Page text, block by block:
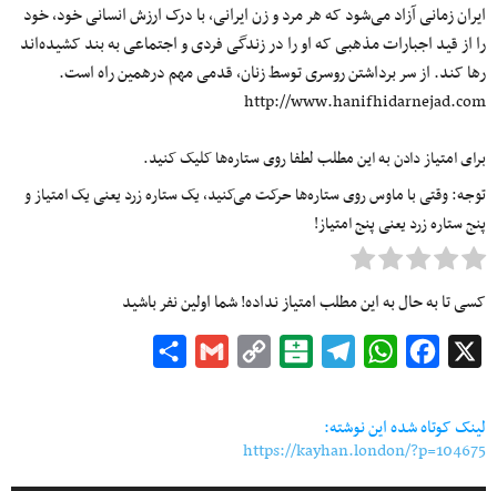
ایران زمانی آزاد می‌شود که هر مرد و زن ایرانی، با درک ارزش انسانی خود، خود
را از قید اجبارات مذهبی که او را در زندگی فردی و اجتماعی به بند کشیده‌اند
رها کند. از سر برداشتن روسری توسط زنان، قدمی مهم درهمین راه است.
http://www.hanifhidarnejad.com
برای امتیاز دادن به این مطلب لطفا روی ستاره‌ها کلیک کنید.
توجه: وقتی با ماوس روی ستاره‌ها حرکت می‌کنید، یک ستاره زرد یعنی یک امتیاز و
پنج ستاره زرد یعنی پنج امتیاز!
کسی تا به حال به این مطلب امتیاز نداده! شما اولین نفر باشید
Facebook
WhatsApp
Telegram
Balatarin
Copy
Gmail
لینک کوتاه شده این نوشته:
https://kayhan.london/?p=104675